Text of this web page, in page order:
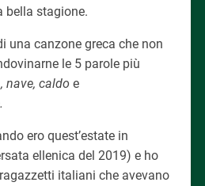
bella stagione.
una canzone greca che non
le 5 parole più
nave, caldo e
ero quest’estate in
ellenica del 2019) e ho
italiani che avevano